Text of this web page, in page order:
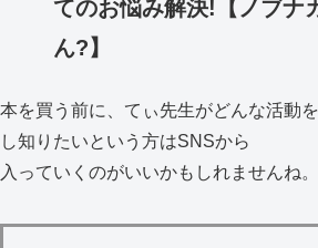
てのお悩み解決!【ノブナ
ん?】
本を買う前に、てぃ先生がどんな活動
し知りたいという方はSNSから
入っていくのがいいかもしれませんね。